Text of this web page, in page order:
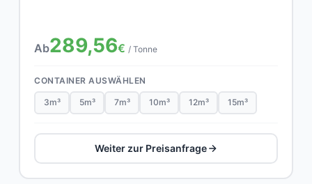
Ab289,56€ / Tonne
CONTAINER AUSWÄHLEN
3m³ 5m³ 7m³ 10m³ 12m³ 15m³
Weiter zur Preisanfrage